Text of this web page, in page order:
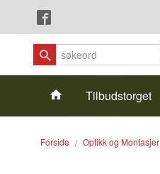
innholdet
ProdukterTilbudstorget
Forside Optikk og Montasjer